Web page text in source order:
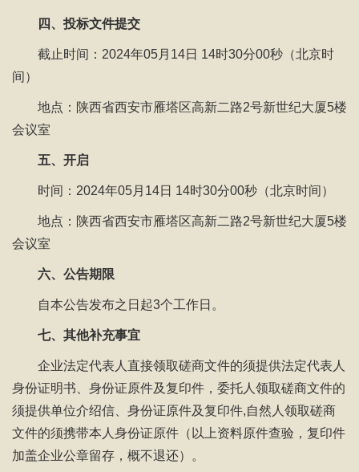
四、投标文件提交
截止时间：2024年05月14日 14时30分00秒（北京时
间）
地点：陕西省西安市雁塔区高新二路2号新世纪大厦5楼
会议室
五、开启
时间：2024年05月14日 14时30分00秒（北京时间）
地点：陕西省西安市雁塔区高新二路2号新世纪大厦5楼
会议室
六、公告期限
自本公告发布之日起3个工作日。
七、其他补充事宜
企业法定代表人直接领取磋商文件的须提供法定代表人
身份证明书、身份证原件及复印件，委托人领取磋商文件的
须提供单位介绍信、身份证原件及复印件,自然人领取磋商
文件的须携带本人身份证原件（以上资料原件查验，复印件
加盖企业公章留存，概不退还）。